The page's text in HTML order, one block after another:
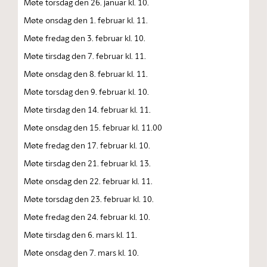
Møte onsdag den 1. februar kl. 11.
Møte fredag den 3. februar kl. 10.
Møte tirsdag den 7. februar kl. 11.
Møte onsdag den 8. februar kl. 11.
Møte torsdag den 9. februar kl. 10.
Møte tirsdag den 14. februar kl. 11.
Møte onsdag den 15. februar kl. 11.00
Møte fredag den 17. februar kl. 10.
Møte tirsdag den 21. februar kl. 13.
Møte onsdag den 22. februar kl. 11.
Møte torsdag den 23. februar kl. 10.
Møte fredag den 24. februar kl. 10.
Møte tirsdag den 6. mars kl. 11.
Møte onsdag den 7. mars kl. 10.